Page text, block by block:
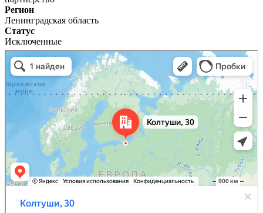
Регион
Ленинградская область
Статус
Исключенные